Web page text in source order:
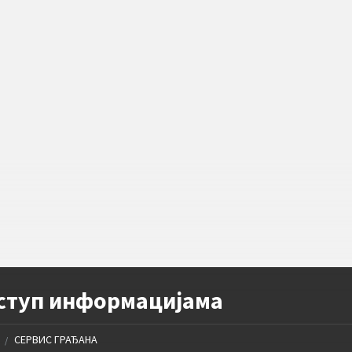
информацијама
/ СЕРВИС ГРАЂАНА